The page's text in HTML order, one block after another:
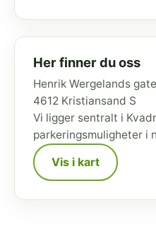
Her finner du oss
Henrik Wergelands
4612 Kristiansand S
Vi ligger sentralt i
parkeringsmuligheter i
Vis i kart